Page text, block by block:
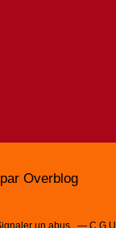
Overblog
un abus C.G.U.